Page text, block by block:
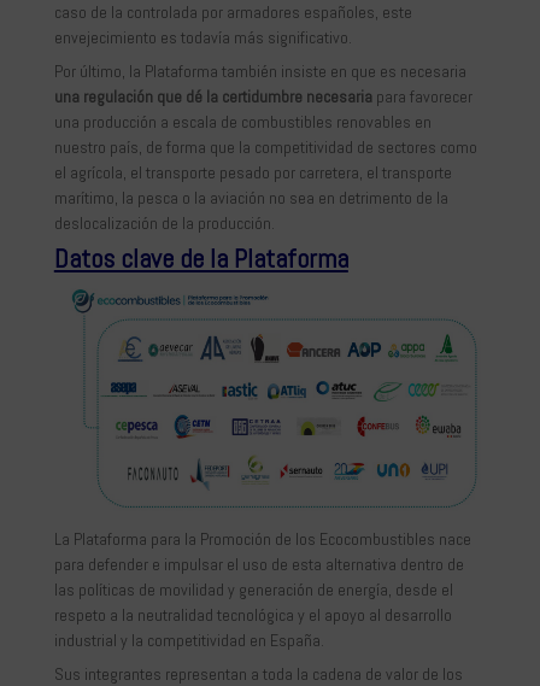
caso de la controlada por armadores españoles, este
envejecimiento es todavía más significativo.
Por último, la Plataforma también insiste en que es necesaria
una regulación que dé la certidumbre necesaria para favorecer
una producción a escala de combustibles renovables en
nuestro país, de forma que la competitividad de sectores como
el agrícola, el transporte pesado por carretera, el transporte
marítimo, la pesca o la aviación no sea en detrimento de la
deslocalización de la producción.
Datos clave de la Plataforma
La Plataforma para la Promoción de los Ecocombustibles nace
para defender e impulsar el uso de esta alternativa dentro de
las políticas de movilidad y generación de energía, desde el
respeto a la neutralidad tecnológica y el apoyo al desarrollo
industrial y la competitividad en España.
Sus integrantes representan a toda la cadena de valor de los